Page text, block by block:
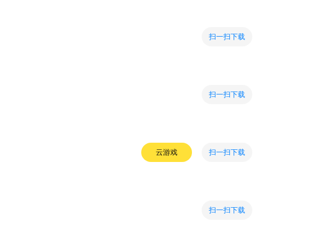
扫一扫下载
扫一扫下载
云游戏 扫一扫下载
扫一扫下载